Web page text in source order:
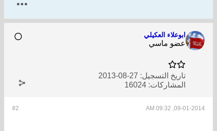
ابوعلاء العكيلي
عضو ماسي
تاريخ التسجيل: 27-08-2013
المشاركات: 16024
#2 09-01-2014, 09:32 AM